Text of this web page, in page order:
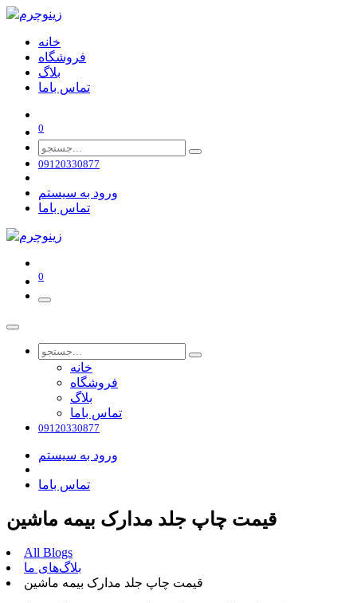
خانه
فروشگاه
بلاگ
تماس باما
0
09120330877
ورود به سیستم
تماس باما
0
خانه
فروشگاه
بلاگ
تماس باما
09120330877
ورود به سیستم
تماس باما
قیمت چاپ جلد مدارک بیمه ماشین
All Blogs
بلاگ‌های ما
قیمت چاپ جلد مدارک بیمه ماشین